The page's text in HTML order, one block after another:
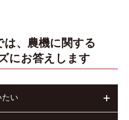
、農機に関する
にお答えします
たい